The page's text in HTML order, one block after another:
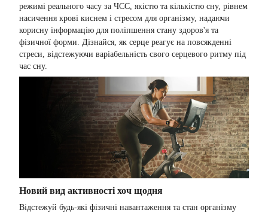
режимі реального часу за ЧСС, якістю та кількістю сну, рівнем
насичення крові киснем і стресом для організму, надаючи
корисну інформацію для поліпшення стану здоров'я та
фізичної форми. Дізнайся, як серце реагує на повсякденні
стреси, відстежуючи варіабельність свого серцевого ритму під
час сну.
Новий вид активності хоч щодня
Відстежуй будь-які фізичні навантаження та стан організму